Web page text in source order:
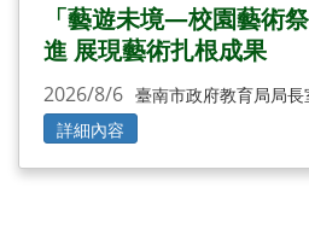
「藝遊未境—校園藝術
進 展現藝術扎根成果
2026/8/6 臺南市政府教育局局長
詳細內容